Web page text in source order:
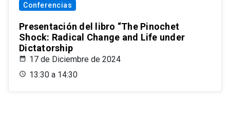
Conferencias
Presentación del libro “The Pinochet
Shock: Radical Change and Life under
Dictatorship
17 de Diciembre de 2024
13:30 a 14:30